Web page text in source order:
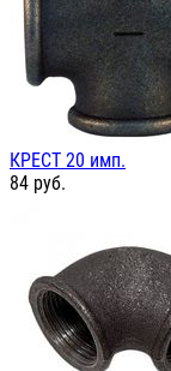
КРЕСТ 20 имп.
84 руб.